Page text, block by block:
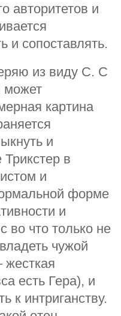
авторитетов и
и сопоставлять.
из виду C. С
может
картина
и
Трикстер в
и
форме
и
во что только не
чужой
есть Гера), и
к интриганству.